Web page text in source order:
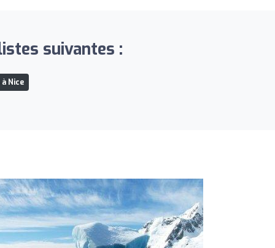
suivantes :
Nice